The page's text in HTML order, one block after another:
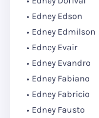
Edney Edson
Edney Edmilson
Edney Evair
Edney Evandro
Edney Fabiano
Edney Fabricio
Edney Fausto